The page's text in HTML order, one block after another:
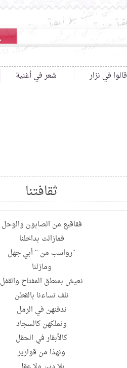
قالوا في نزار شعر في أغنية
ثقافتنا
فقاقيع من الصابون والوحل
فمازالت بداخلنا
"رواسب من " أبي جهل
ومازلنا
نعيش بمنطق المفتاح والقفل
نلف نساءنا بالقطن
ندفنهن في الرمل
ونملكهن كالسجاد
كالأبقار في الحقل
ونهذا من قوارير